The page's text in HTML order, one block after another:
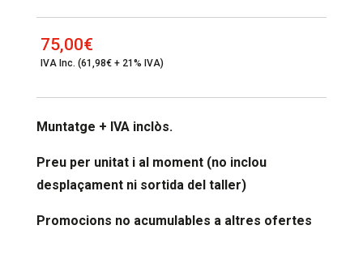
75,00€
IVA Inc. (61,98€ + 21% IVA)
Muntatge + IVA inclòs.
Preu per unitat i al moment (no inclou
desplaçament ni sortida del taller)
Promocions no acumulables a altres ofertes